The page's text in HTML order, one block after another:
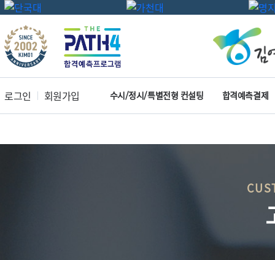
로그인 회원가입 수시/정시/특별전형 컨설팅 합격예측결제